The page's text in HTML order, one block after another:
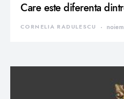
Care este diferenta
CORNELIA RADULESCU